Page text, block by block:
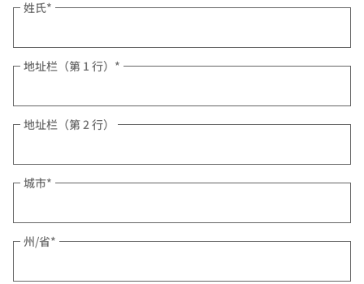
姓氏*
地址栏（第 1 行） *
地址栏（第 2 行）
城市*
州/省*